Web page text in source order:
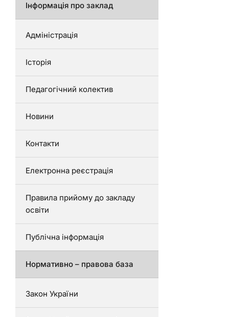
Інформація про заклад
Адміністрація
Історія
Педагогічний колектив
Новини
Контакти
Електронна реєстрація
Правила прийому до закладу
освіти
Публічна інформація
Нормативно – правова база
Закон України